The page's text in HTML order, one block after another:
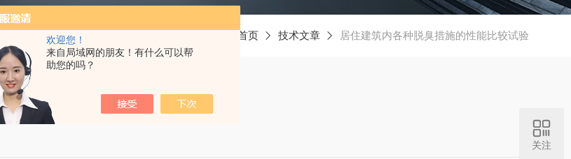
欢迎您！
来自局域网的朋友！有什么可以帮
助您的吗？
首页 技术文章 居住建筑内各种脱臭措施的性能比较试验
关注